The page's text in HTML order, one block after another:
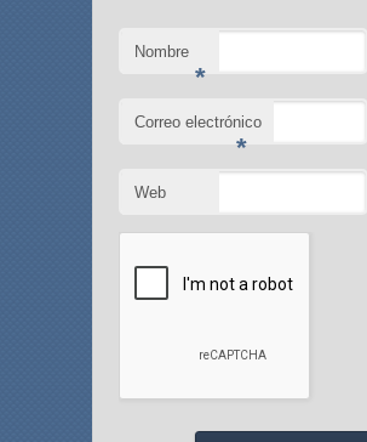
Nombre
*
Correo electrónico
*
Web